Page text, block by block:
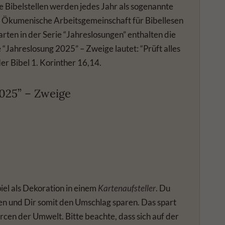
Bibelstellen werden jedes Jahr als sogenannte
Arbeitsgemeinschaft für Bibellesen
in der Serie “Jahreslosungen” enthalten die
2025” – Zweige lautet: “Prüft alles
Bibel 1. Korinther 16,14.
– Zweige
als Dekoration in einem Kartenaufsteller. Du
und Dir somit den Umschlag sparen. Das spart
der Umwelt. Bitte beachte, dass sich auf der